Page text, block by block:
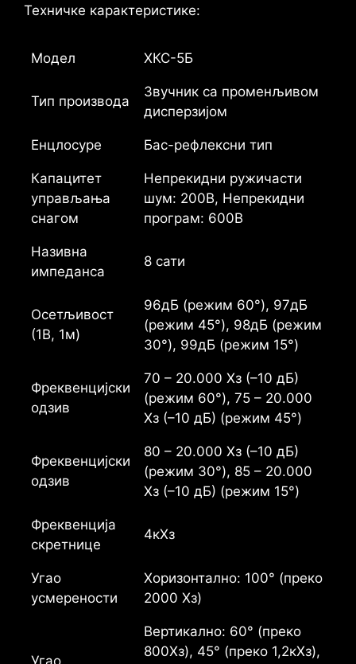
Техничке карактеристике:
Модел ХКС-5Б
Тип производа
Звучник са променљивом
дисперзијом
Енцлосуре Бас-рефлексни тип
Капацитет
управљања
снагом
Непрекидни ружичасти
шум: 200В, Непрекидни
програм: 600В
Називна
импеданса
8 сати
Осетљивост
(1В, 1м)
96дБ (режим 60°), 97дБ
(режим 45°), 98дБ (режим
30°), 99дБ (режим 15°)
Фреквенцијски
одзив
70 – 20.000 Хз (–10 дБ)
(режим 60°), 75 – 20.000
Хз (–10 дБ) (режим 45°)
Фреквенцијски
одзив
80 – 20.000 Хз (–10 дБ)
(режим 30°), 85 – 20.000
Хз (–10 дБ) (режим 15°)
Фреквенција
скретнице
4кХз
Угао
усмерености
Хоризонтално: 100° (преко
2000 Хз)
Угао
Вертикално: 60° (преко
800Хз), 45° (преко 1,2кХз),